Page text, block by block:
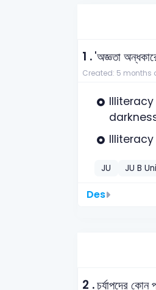
1 .'অজ্ঞতা
Created: 5 months
JU JU B
Des
2 .চর্যাপদের